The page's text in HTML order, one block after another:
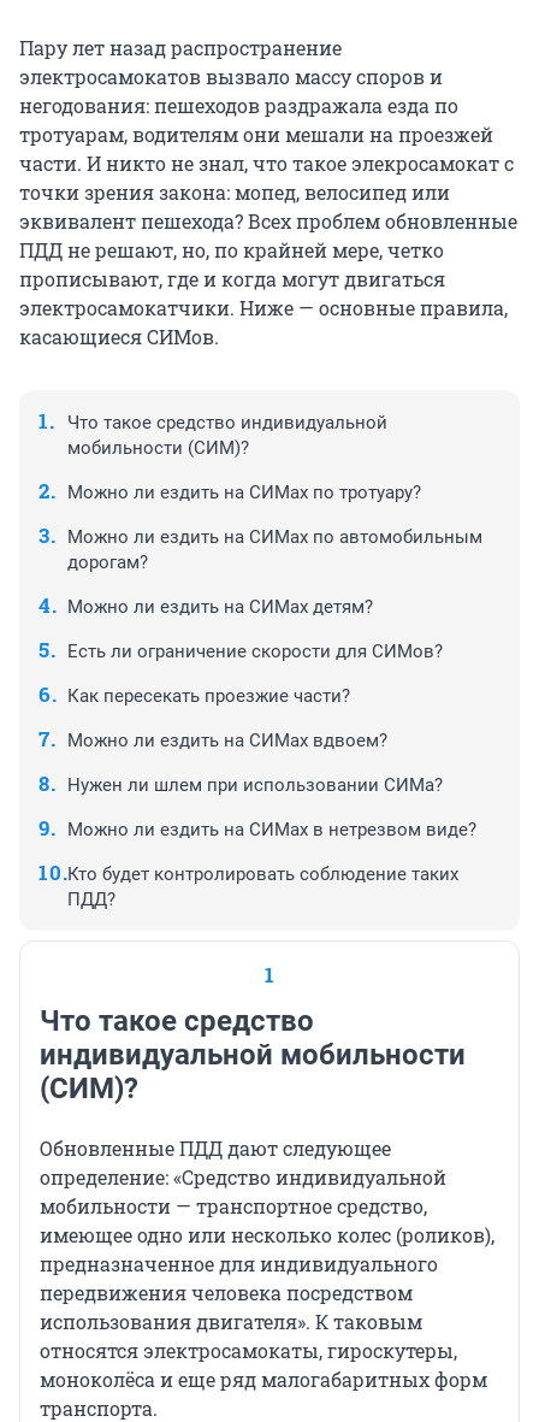
Пару лет назад распространение
электросамокатов вызвало массу споров и
негодования: пешеходов раздражала езда по
тротуарам, водителям они мешали на проезжей
части. И никто не знал, что такое элекросамокат с
точки зрения закона: мопед, велосипед или
эквивалент пешехода? Всех проблем обновленные
ПДД не решают, но, по крайней мере, четко
прописывают, где и когда могут двигаться
электросамокатчики. Ниже — основные правила,
касающиеся СИМов.
Что такое средство индивидуальной
мобильности (СИМ)?
Можно ли ездить на СИМах по тротуару?
Можно ли ездить на СИМах по автомобильным
дорогам?
Можно ли ездить на СИМах детям?
Есть ли ограничение скорости для СИМов?
Как пересекать проезжие части?
Можно ли ездить на СИМах вдвоем?
Нужен ли шлем при использовании СИМа?
Можно ли ездить на СИМах в нетрезвом виде?
Кто будет контролировать соблюдение таких
ПДД?
1
Что такое средство
индивидуальной мобильности
(СИМ)?
Обновленные ПДД дают следующее
определение: «Средство индивидуальной
мобильности — транспортное средство,
имеющее одно или несколько колес (роликов),
предназначенное для индивидуального
передвижения человека посредством
использования двигателя». К таковым
относятся электросамокаты, гироскутеры,
моноколёса и еще ряд малогабаритных форм
транспорта.